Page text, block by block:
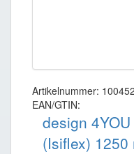
Artikelnummer:
EAN/GTIN:
design
(Isiflex) 1250